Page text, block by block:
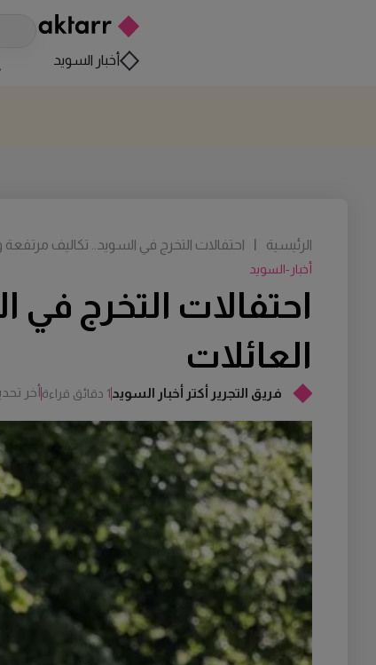
أخبار السويد
فريق التجرير أكتر أخبار السويد1 دقائق قراءة أخر
احتفالات التخرج
العائلات
أخبار-السويد
الرئيسية | احتفالات التخرج في السويد.. تكاليف